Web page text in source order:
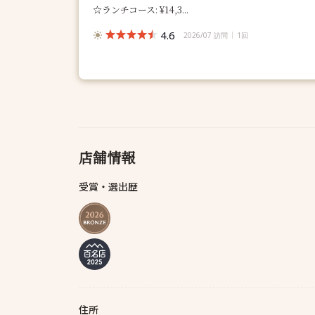
☆ランチコース: ¥14,3...
4.6 2026/07 訪問 1回
店舗情報
受賞・選出歴
住所